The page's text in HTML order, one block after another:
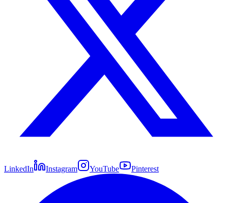
LinkedIn Instagram YouTube Pinterest